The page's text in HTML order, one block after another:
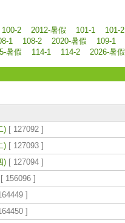
100-2 2012-暑假 101-1 101-2
1 108-2 2020-暑假 109-1
暑假 114-1 114-2 2026-暑假
) [ 127092 ]
) [ 127093 ]
) [ 127094 ]
[ 156096 ]
]
]